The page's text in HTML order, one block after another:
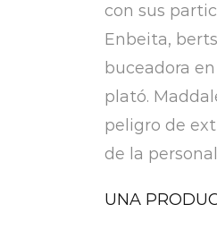
con sus
Enbeita,
buceadora
plató.
peligro de
de la
UNA